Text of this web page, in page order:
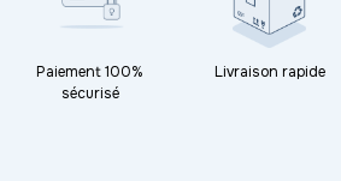
Paiement 100%
sécurisé
Livraison rapide